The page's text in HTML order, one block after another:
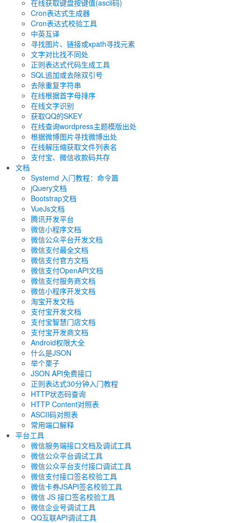
在线获取键盘按键值(ascii码)
Cron表达式生成器
Cron表达式校验工具
中英互译
寻找图片、链接或xpath寻找元素
文字对比找不同处
正则表达式代码生成工具
SQL追加或去除双引号
去除重复字符串
在线根据首字母排序
在线文字识别
获取QQ的SKEY
在线查询wordpress主题模版出处
根据微博图片寻找微博出处
在线解压缩获取文件列表名
支付宝、微信收款码共存
文档
Systemd 入门教程：命令篇
jQuery文档
Bootstrap文档
VueJs文档
腾讯开发平台
微信小程序文档
微信公众平台开发文档
微信支付最全文档
微信支付官方文档
微信支付OpenAPI文档
微信支付服务商文档
微信小程序开发文档
淘宝开发文档
支付宝开发文档
支付宝智慧门店文档
支付宝开发商文档
Android权限大全
什么是JSON
举个栗子
JSON API免费接口
正则表达式30分钟入门教程
HTTP状态码查询
HTTP Content对照表
ASCII码对照表
常用端口解释
平台工具
微信服务端接口文档及调试工具
微信公众平台调试工具
微信公众平台支付接口调试工具
微信支付接口签名校验工具
微信卡券JSAPI签名校验工具
微信 JS 接口签名校验工具
微信企业号调试工具
QQ互联API调试工具